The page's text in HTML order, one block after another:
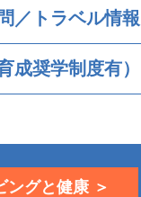
／トラベル情報
成奨学制度有）
ングと健康 ＞